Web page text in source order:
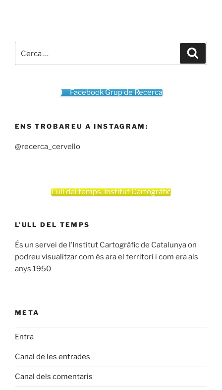
Facebook Grup de Recerca
ENS TROBAREU A INSTAGRAM:
@recerca_cervello
L'ull del temps. Institut Cartogràfic
L’ULL DEL TEMPS
És un servei de l’Institut Cartogràfic de Catalunya on
podreu visualitzar com és ara el territori i com era als
anys 1950
META
Entra
Canal de les entrades
Canal dels comentaris